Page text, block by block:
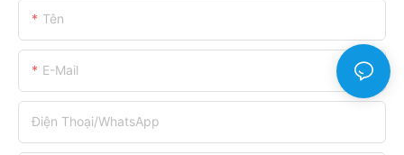
Tên
E-Mail
Điện Thoại/WhatsApp